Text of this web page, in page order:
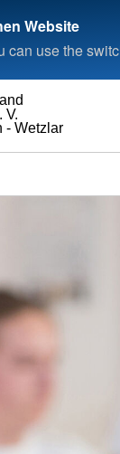
Website
can use the
- Wetzlar
V.